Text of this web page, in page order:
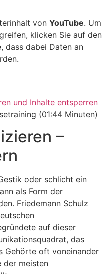
von YouTube. Um
klicken Sie auf den
dass dabei Daten an
und Inhalte entsperren
(01:44 Minuten)
–
oder schlicht ein
als Form der
Friedemann Schulz
auf dieser
das
Gehörte oft voneinander
der meisten